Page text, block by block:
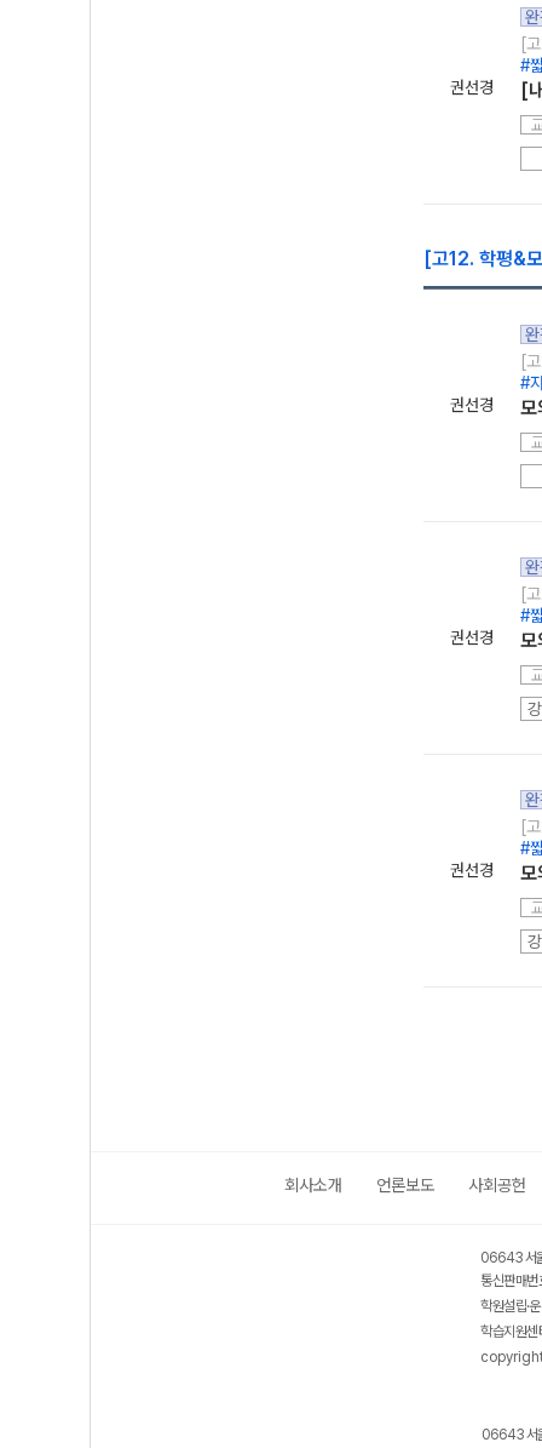
권선경
[
#
[
[고12. 학평&
권선경
[
#
권선경
[
#
모
권선경
[
#
모
회사소개 언론보도 사회공헌
06643 서
통신판매
학원설립·
학습지원
06643 서